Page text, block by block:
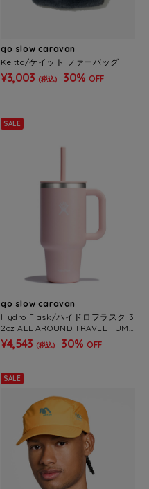
go slow caravan
Keitto/ケイット ファーバッグ
¥3,003 (税込) 30% OFF
SALE
go slow caravan
Hydro Flask/ハイドロフラスク 3
2oz ALL AROUND TRAVEL TUMB
LER
¥4,543 (税込) 30% OFF
SALE